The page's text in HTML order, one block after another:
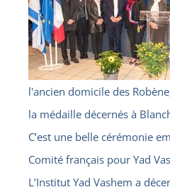
l'ancien domicile des
la médaille décernés à
C’est une belle cérémonie
Comité français pour Yad
L’Institut Yad Vashem a